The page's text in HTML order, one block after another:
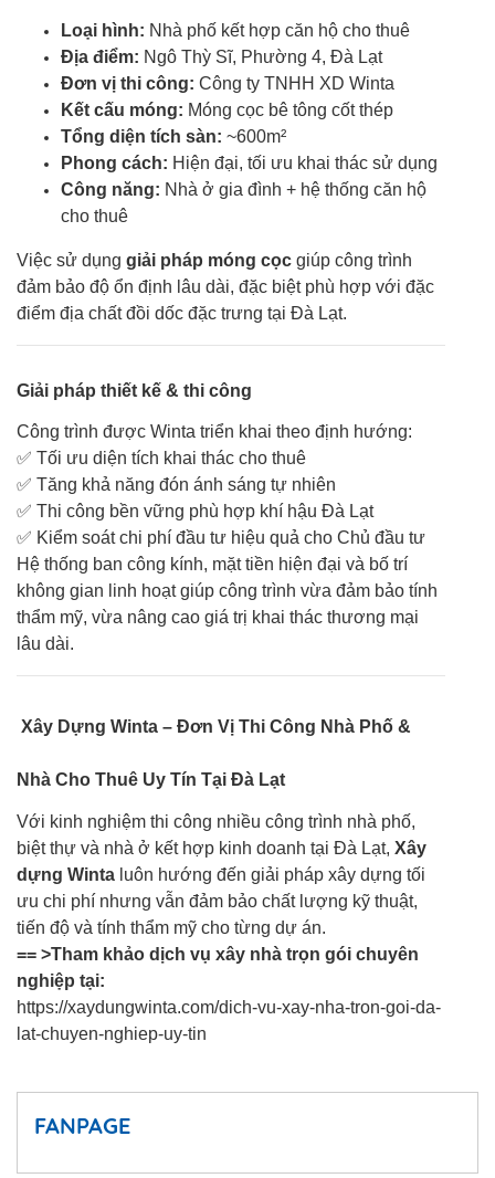
Loại hình: Nhà phố kết hợp căn hộ cho thuê
Địa điểm: Ngô Thỳ Sĩ, Phường 4, Đà Lạt
Đơn vị thi công: Công ty TNHH XD Winta
Kết cấu móng: Móng cọc bê tông cốt thép
Tổng diện tích sàn: ~600m²
Phong cách: Hiện đại, tối ưu khai thác sử dụng
Công năng: Nhà ở gia đình + hệ thống căn hộ
cho thuê
Việc sử dụng giải pháp móng cọc giúp công trình
đảm bảo độ ổn định lâu dài, đặc biệt phù hợp với đặc
điểm địa chất đồi dốc đặc trưng tại Đà Lạt.
Giải pháp thiết kế & thi công
Công trình được Winta triển khai theo định hướng:
✅ Tối ưu diện tích khai thác cho thuê
✅ Tăng khả năng đón ánh sáng tự nhiên
✅ Thi công bền vững phù hợp khí hậu Đà Lạt
✅ Kiểm soát chi phí đầu tư hiệu quả cho Chủ đầu tư
Hệ thống ban công kính, mặt tiền hiện đại và bố trí
không gian linh hoạt giúp công trình vừa đảm bảo tính
thẩm mỹ, vừa nâng cao giá trị khai thác thương mại
lâu dài.
Xây Dựng Winta – Đơn Vị Thi Công Nhà Phố &
Nhà Cho Thuê Uy Tín Tại Đà Lạt
Với kinh nghiệm thi công nhiều công trình nhà phố,
biệt thự và nhà ở kết hợp kinh doanh tại Đà Lạt, Xây
dựng Winta luôn hướng đến giải pháp xây dựng tối
ưu chi phí nhưng vẫn đảm bảo chất lượng kỹ thuật,
tiến độ và tính thẩm mỹ cho từng dự án.
== >Tham khảo dịch vụ xây nhà trọn gói chuyên
nghiệp tại:
https://xaydungwinta.com/dich-vu-xay-nha-tron-goi-da-
lat-chuyen-nghiep-uy-tin
FANPAGE